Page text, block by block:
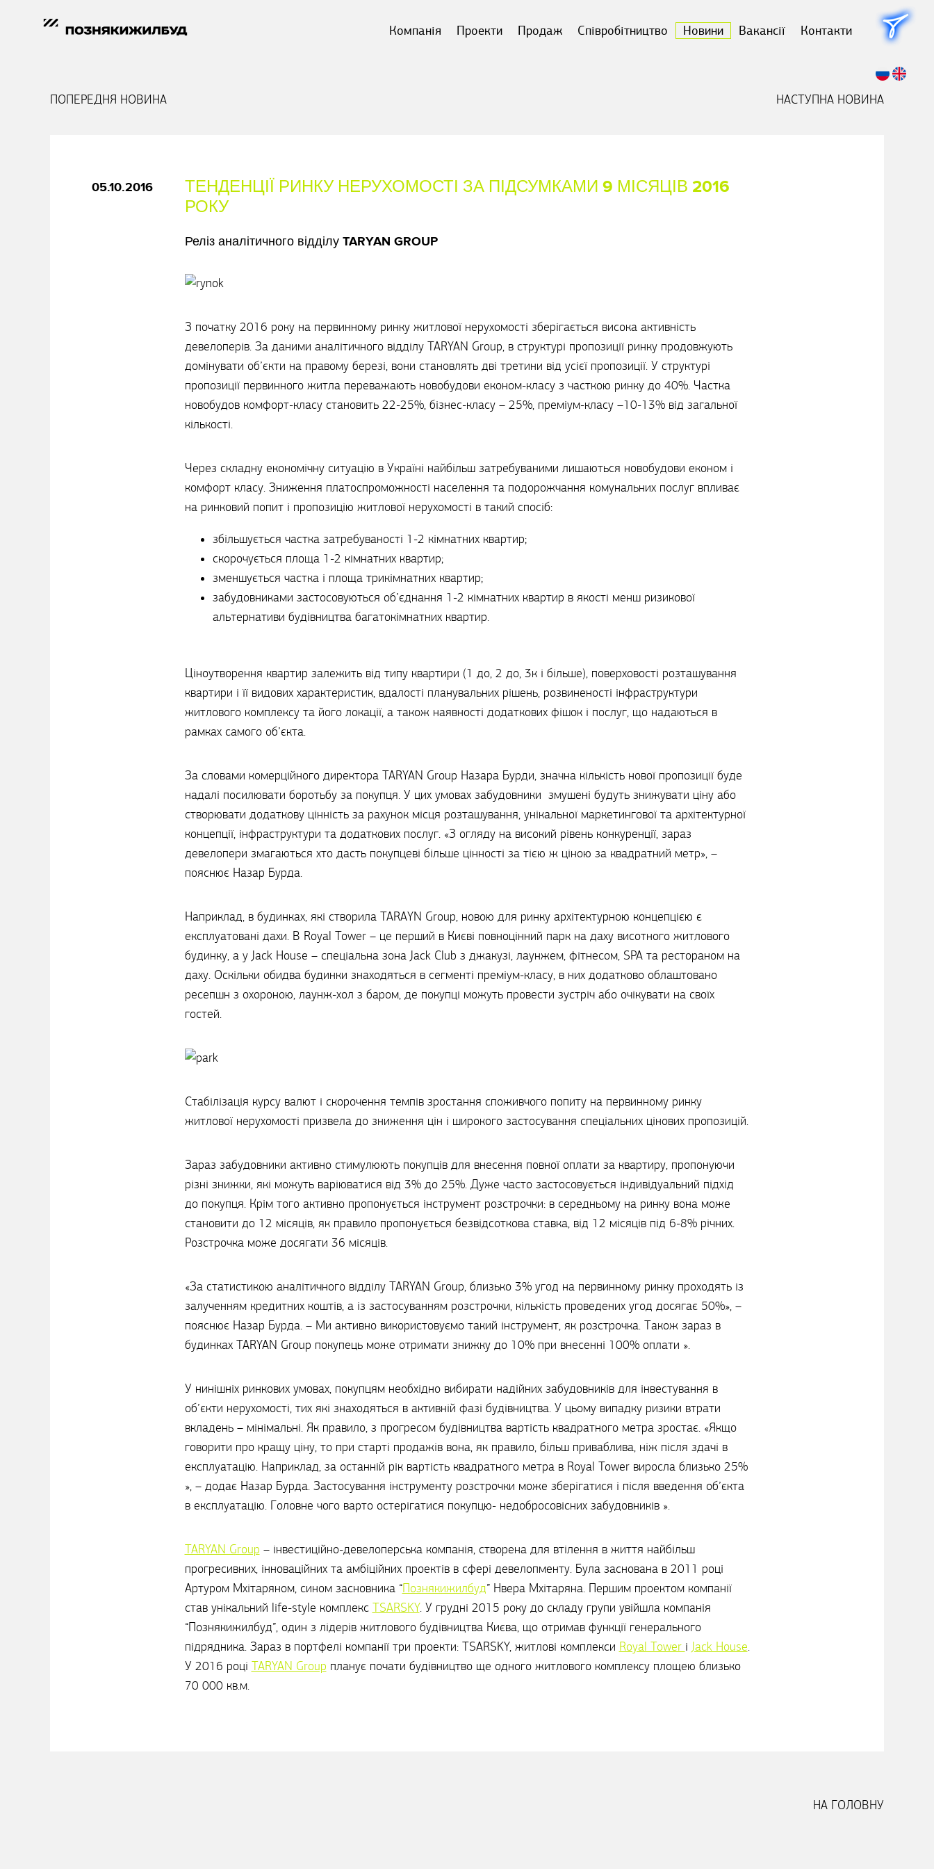
Компанія Проекти Продаж Співробітництво Новини Вакансії Контакти
ПОПЕРЕДНЯ НОВИНА НАСТУПНА НОВИНА
05.10.2016
ТЕНДЕНЦІЇ РИНКУ НЕРУХОМОСТІ ЗА ПІДСУМКАМИ 9 МІСЯЦІВ 2016
РОКУ
Реліз аналітичного відділу TARYAN GROUP
З початку 2016 року на первинному ринку житлової нерухомості зберігається висока активність
девелоперів. За даними аналітичного відділу TARYAN Group, в структурі пропозиції ринку продовжують
домінувати об’єкти на правому березі, вони становлять дві третини від усієї пропозиції. У структурі
пропозиції первинного житла переважають новобудови економ-класу з часткою ринку до 40%. Частка
новобудов комфорт-класу становить 22-25%, бізнес-класу – 25%, преміум-класу –10-13% від загальної
кількості.
Через складну економічну ситуацію в Україні найбільш затребуваними лишаються новобудови економ і
комфорт класу. Зниження платоспроможності населення та подорожчання комунальних послуг впливає
на ринковий попит і пропозицію житлової нерухомості в такий спосіб:
збільшується частка затребуваності 1-2 кімнатних квартир;
скорочується площа 1-2 кімнатних квартир;
зменшується частка і площа трикімнатних квартир;
забудовниками застосовуються об’єднання 1-2 кімнатних квартир в якості менш ризикової
альтернативи будівництва багатокімнатних квартир.
Ціноутворення квартир залежить від типу квартири (1 до, 2 до, 3к і більше), поверховості розташування
квартири і її видових характеристик, вдалості планувальних рішень, розвиненості інфраструктури
житлового комплексу та його локації, а також наявності додаткових фішок і послуг, що надаються в
рамках самого об’єкта.
За словами комерційного директора TARYAN Group Назара Бурди, значна кількість нової пропозиції буде
надалі посилювати боротьбу за покупця. У цих умовах забудовники змушені будуть знижувати ціну або
створювати додаткову цінність за рахунок місця розташування, унікальної маркетингової та архітектурної
концепції, інфраструктури та додаткових послуг. «З огляду на високий рівень конкуренції, зараз
девелопери змагаються хто дасть покупцеві більше цінності за тією ж ціною за квадратний метр», –
пояснює Назар Бурда.
Наприклад, в будинках, які створила TARAYN Group, новою для ринку архітектурною концепцією є
експлуатовані дахи. В Royal Tower – це перший в Києві повноцінний парк на даху висотного житлового
будинку, а у Jack House – спеціальна зона Jack Club з джакузі, лаунжем, фітнесом, SPA та рестораном на
даху. Оскільки обидва будинки знаходяться в сегменті преміум-класу, в них додатково облаштовано
ресепшн з охороною, лаунж-хол з баром, де покупці можуть провести зустріч або очікувати на своїх
гостей.
Стабілізація курсу валют і скорочення темпів зростання споживчого попиту на первинному ринку
житлової нерухомості призвела до зниження цін і широкого застосування спеціальних цінових пропозицій.
Зараз забудовники активно стимулюють покупців для внесення повної оплати за квартиру, пропонуючи
різні знижки, які можуть варіюватися від 3% до 25%. Дуже часто застосовується індивідуальний підхід
до покупця. Крім того активно пропонується інструмент розстрочки: в середньому на ринку вона може
становити до 12 місяців, як правило пропонується безвідсоткова ставка, від 12 місяців під 6-8% річних.
Розстрочка може досягати 36 місяців.
«За статистикою аналітичного відділу TARYAN Group, близько 3% угод на первинному ринку проходять із
залученням кредитних коштів, а із застосуванням розстрочки, кількість проведених угод досягає 50%», –
пояснює Назар Бурда. – Ми активно використовуємо такий інструмент, як розстрочка. Також зараз в
будинках TARYAN Group покупець може отримати знижку до 10% при внесенні 100% оплати ».
У нинішніх ринкових умовах, покупцям необхідно вибирати надійних забудовників для інвестування в
об’єкти нерухомості, тих які знаходяться в активній фазі будівництва. У цьому випадку ризики втрати
вкладень – мінімальні. Як правило, з прогресом будівництва вартість квадратного метра зростає. «Якщо
говорити про кращу ціну, то при старті продажів вона, як правило, більш приваблива, ніж після здачі в
експлуатацію. Наприклад, за останній рік вартість квадратного метра в Royal Tower виросла близько 25%
», – додає Назар Бурда. Застосування інструменту розстрочки може зберігатися і після введення об’єкта
в експлуатацію. Головне чого варто остерігатися покупцю- недобросовісних забудовників ».
TARYAN Group – інвестиційно-девелоперська компанія, створена для втілення в життя найбільш
прогресивних, інноваційних та амбіційних проектів в сфері девелопменту. Була заснована в 2011 році
Артуром Мхітаряном, сином засновника “Познякижилбуд” Нвера Мхітаряна. Першим проектом компанії
став унікальний life-style комплекс TSARSKY. У грудні 2015 року до складу групи увійшла компанія
“Познякижилбуд”, один з лідерів житлового будівництва Києва, що отримав функції генерального
підрядника. Зараз в портфелі компанії три проекти: TSARSKY, житлові комплекси Royal Tower і Jack House.
У 2016 році TARYAN Group планує почати будівництво ще одного житлового комплексу площею близько
70 000 кв.м.
НА ГОЛОВНУ